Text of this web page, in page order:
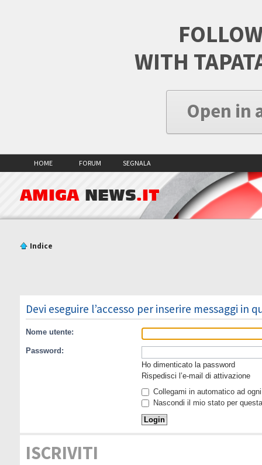
WITH
Open in
HOME FORUM SEGNALA
AMIGA NEWS.IT
Indice
Devi eseguire l’accesso per inserire messaggi in
Nome utente:
Password:
Ho dimenticato la password
Rispedisci l’e-mail di attivazione
Collegami in automatico ad
Nascondi il mio stato per
ISCRIVITI